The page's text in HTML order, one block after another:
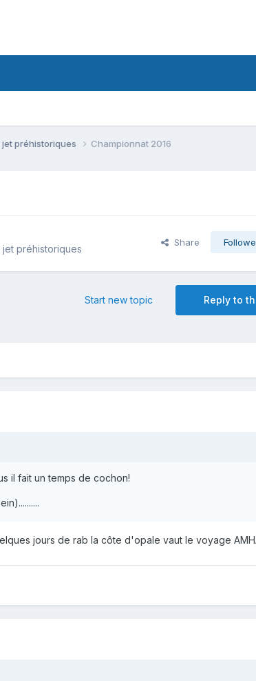
préhistoriques Championnat 2016
préhistoriques
Share
Reply to
Start new topic
il fait un temps de cochon!
jours de rab la côte d'opale vaut le voyage